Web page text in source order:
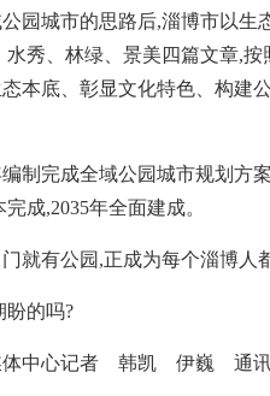
城市的思路后,淄博市以生
秀、林绿、景美四篇文章,
本底、彰显文化特色、构建
完成全域公园城市规划方案
成,2035年全面建成。
有公园,正成为每个淄博人都
的吗?
中心记者 韩凯 伊巍 通